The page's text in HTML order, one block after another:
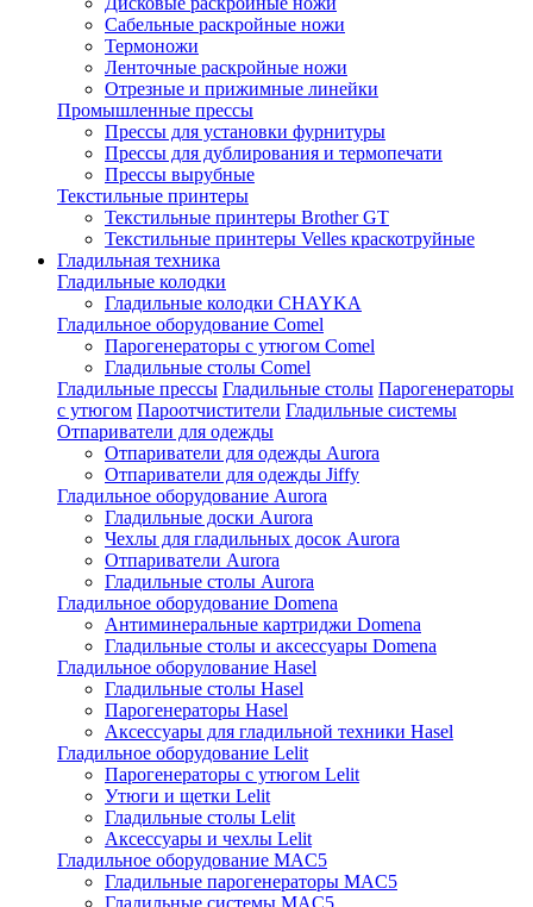
Сабельные раскройные ножи
Термоножи
Ленточные раскройные ножи
Отрезные и прижимные линейки
Промышленные прессы
Прессы для установки фурнитуры
Прессы для дублирования и термопечати
Прессы вырубные
Текстильные принтеры
Текстильные принтеры Brother GT
Текстильные принтеры Velles краскотруйные
Гладильная техника
Гладильные колодки
Гладильные колодки CHAYKA
Гладильное оборудование Comel
Парогенераторы с утюгом Comel
Гладильные столы Comel
Гладильные прессы Гладильные столы Парогенераторы
с утюгом Пароотчистители Гладильные системы
Отпариватели для одежды
Отпариватели для одежды Aurora
Отпариватели для одежды Jiffy
Гладильное оборудование Aurora
Гладильные доски Aurora
Чехлы для гладильных досок Aurora
Отпариватели Aurora
Гладильные столы Aurora
Гладильное оборудование Domena
Антиминеральные картриджи Domena
Гладильные столы и аксессуары Domena
Гладильное оборулование Hasel
Гладильные столы Hasel
Парогенераторы Hasel
Аксессуары для гладильной техники Hasel
Гладильное оборудование Lelit
Парогенераторы с утюгом Lelit
Утюги и щетки Lelit
Гладильные столы Lelit
Аксессуары и чехлы Lelit
Гладильное оборудование MAC5
Гладильные парогенераторы MAC5
Гладильные системы MAC5